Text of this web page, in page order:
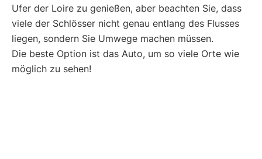
Ufer der Loire zu genießen, aber beachten Sie, dass
viele der Schlösser nicht genau entlang des Flusses
liegen, sondern Sie Umwege machen müssen.
Die beste Option ist das Auto, um so viele Orte wie
möglich zu sehen!